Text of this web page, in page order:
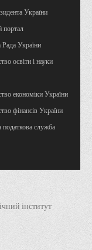
України
портал
України
освіти і науки
економіки України
фінансів України
податкова служба
інститут